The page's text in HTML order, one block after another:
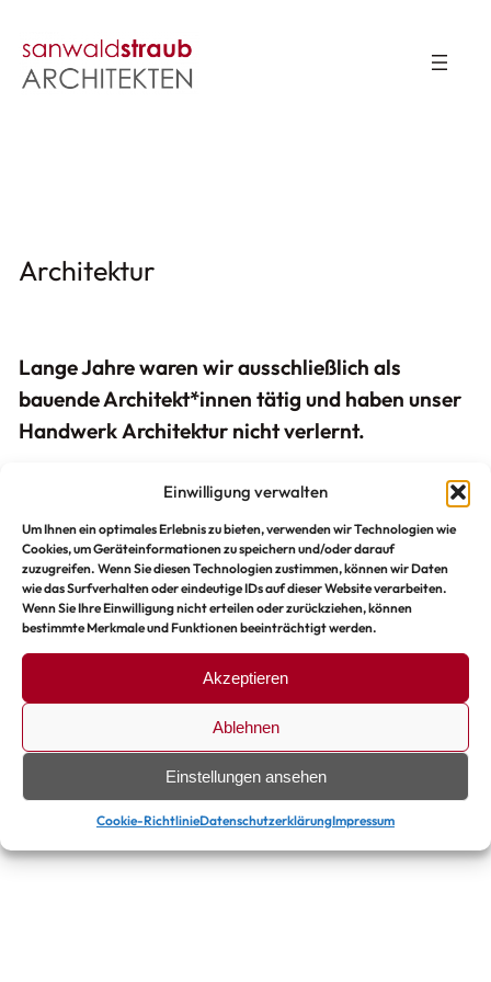
Einwilligung verwalten
Um Ihnen ein optimales Erlebnis zu bieten, verwenden wir Technologien wie
Cookies, um Geräteinformationen zu speichern und/oder darauf
zuzugreifen. Wenn Sie diesen Technologien zustimmen, können wir Daten
wie das Surfverhalten oder eindeutige IDs auf dieser Website verarbeiten.
Wenn Sie Ihre Einwilligung nicht erteilen oder zurückziehen, können
bestimmte Merkmale und Funktionen beeinträchtigt werden.
Akzeptieren
Ablehnen
Einstellungen ansehen
Cookie-RichtlinieDatenschutzerklärungImpressum
Inhalt
springen
Architektur
Lange Jahre waren wir ausschließlich als
bauende Architekt*innen tätig und haben unser
HandwerkArchitektur nicht verlernt.
Vorwiegend richtet sich unser Fokus hier auf die
Leistungsphasen LPH 1-5
(Grundlagenermittlung über die
Genehmigungsplanung bis zur
Ausführungsplanung). Abhängig von der Größe
des Vorhabens bieten wir auch alle weiteren
Leistungsphasen an, sowie die Entwurfs- und
Detailplanung fürraumbildenden Aus- und